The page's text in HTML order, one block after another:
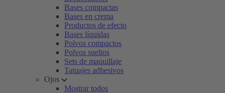
Bases compactas
Bases en crema
Productos de efecto
Bases líquidas
Polvos compactos
Polvos sueltos
Sets de maquillaje
Tatuajes adhesivos
Ojos
Mostrar todos